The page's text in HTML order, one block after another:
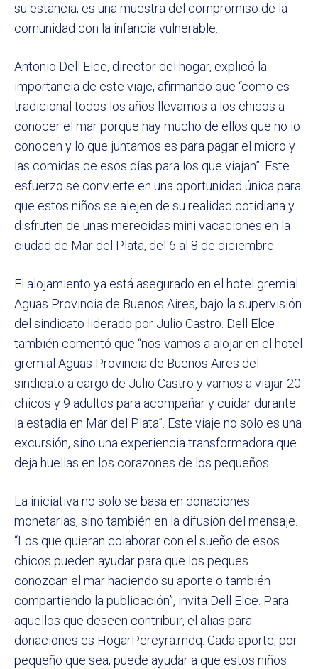
su estancia, es una muestra del compromiso de la
comunidad con la infancia vulnerable.
Antonio Dell Elce, director del hogar, explicó la
importancia de este viaje, afirmando que “como es
tradicional todos los años llevamos a los chicos a
conocer el mar porque hay mucho de ellos que no lo
conocen y lo que juntamos es para pagar el micro y
las comidas de esos días para los que viajan”. Este
esfuerzo se convierte en una oportunidad única para
que estos niños se alejen de su realidad cotidiana y
disfruten de unas merecidas mini vacaciones en la
ciudad de Mar del Plata, del 6 al 8 de diciembre.
El alojamiento ya está asegurado en el hotel gremial
Aguas Provincia de Buenos Aires, bajo la supervisión
del sindicato liderado por Julio Castro. Dell Elce
también comentó que “nos vamos a alojar en el hotel
gremial Aguas Provincia de Buenos Aires del
sindicato a cargo de Julio Castro y vamos a viajar 20
chicos y 9 adultos para acompañar y cuidar durante
la estadía en Mar del Plata”. Este viaje no solo es una
excursión, sino una experiencia transformadora que
deja huellas en los corazones de los pequeños.
La iniciativa no solo se basa en donaciones
monetarias, sino también en la difusión del mensaje.
“Los que quieran colaborar con el sueño de esos
chicos pueden ayudar para que los peques
conozcan el mar haciendo su aporte o también
compartiendo la publicación”, invita Dell Elce. Para
aquellos que deseen contribuir, el alias para
donaciones es HogarPereyra.mdq. Cada aporte, por
pequeño que sea, puede ayudar a que estos niños